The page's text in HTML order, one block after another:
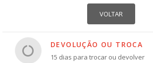
DEVOLUÇÃO OU TROCA
15 dias para trocar ou devolver